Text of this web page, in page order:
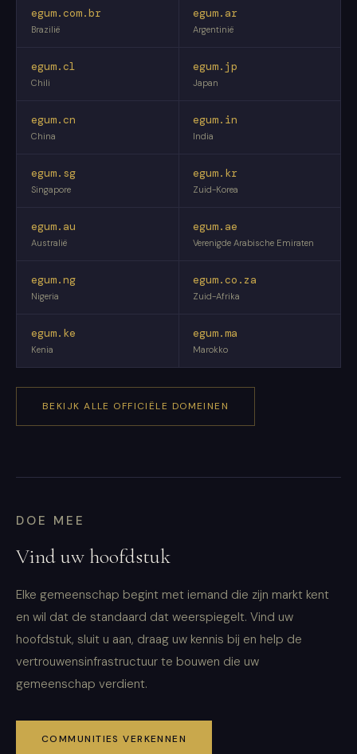
egum.com.br
Brazilië
egum.ar
Argentinië
egum.cl
Chili
egum.jp
Japan
egum.cn
China
egum.in
India
egum.sg
Singapore
egum.kr
Zuid-Korea
egum.au
Australië
egum.ae
Verenigde Arabische Emiraten
egum.ng
Nigeria
egum.co.za
Zuid-Afrika
egum.ke
Kenia
egum.ma
Marokko
BEKIJK ALLE OFFICIËLE DOMEINEN
DOE MEE
Vind uw hoofdstuk
Elke gemeenschap begint met iemand die zijn markt kent
en wil dat de standaard dat weerspiegelt. Vind uw
hoofdstuk, sluit u aan, draag uw kennis bij en help de
vertrouwensinfrastructuur te bouwen die uw
gemeenschap verdient.
COMMUNITIES VERKENNEN